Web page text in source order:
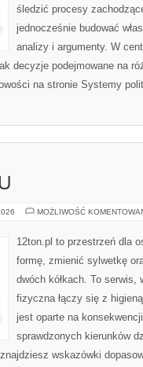
śledzić procesy
jednocześnie budować
analizy i argumenty. W
decyzje podejmowane na
na stronie Systemy
MOŻLIWOŚĆ
12ton.pl to przestrzeń dla
formę, zmienić sylwetkę
dwóch kółkach. To
fizyczna łączy się z
jest oparte na
sprawdzonych kierunków
wskazówki